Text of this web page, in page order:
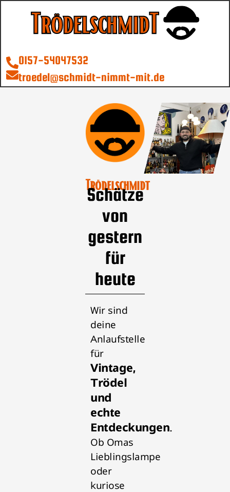
0157-54047532
troedel@schmidt-nimmt-mit.de
Trödelschmidt
Schätze
von
gestern
für
heute
Wir sind
deine
Anlaufstelle
für
Vintage,
Trödel
und
echte
Entdeckungen.
Ob Omas
Lieblingslampe
oder
kuriose